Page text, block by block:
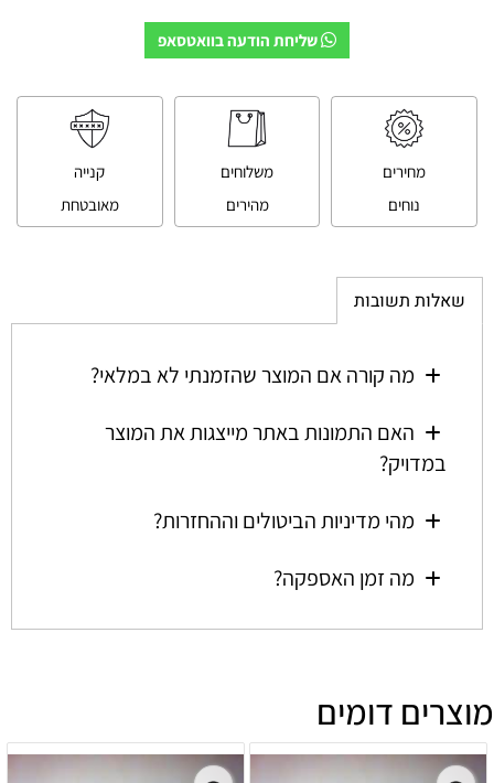
שליחת הודעה בוואטסאפ
מחירים
נוחים
משלוחים
מהירים
קנייה
מאובטחת
שאלות תשובות
מה קורה אם המוצר שהזמנתי לא במלאי?
האם התמונות באתר מייצגות את המוצר
במדויק?
מהי מדיניות הביטולים וההחזרות?
מה זמן האספקה?
מוצרים דומים